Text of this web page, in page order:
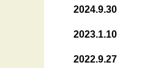
2024.9.30
2023.1.10
2022.9.27